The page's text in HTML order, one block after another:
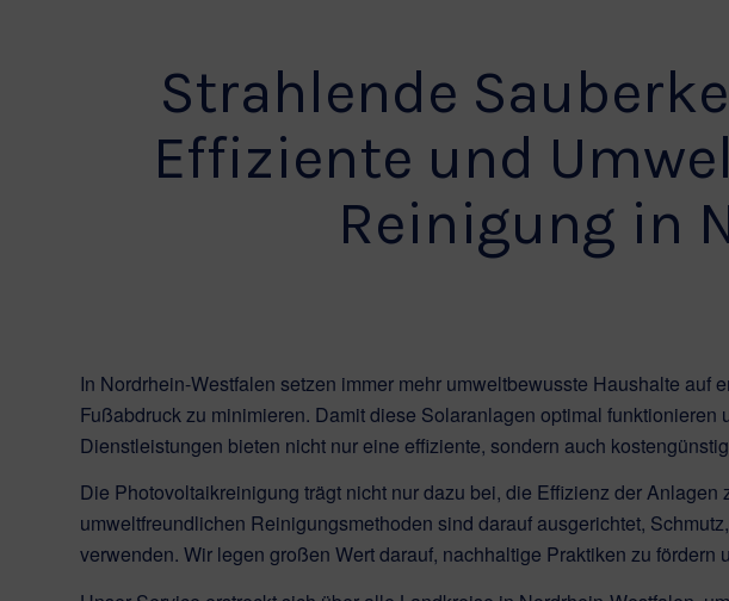
Strahlende
Effiziente und
Reinigung in
In Nordrhein-Westfalen setzen immer mehr umweltbewusste Haushalte
Fußabdruck zu minimieren. Damit diese Solaranlagen optimal
Dienstleistungen bieten nicht nur eine effiziente, sondern auch
Die Photovoltaikreinigung trägt nicht nur dazu bei, die Effizienz der
umweltfreundlichen Reinigungsmethoden sind darauf ausgerichtet,
verwenden. Wir legen großen Wert darauf, nachhaltige Praktiken zu